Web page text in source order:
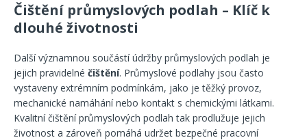
Čištění průmyslových podlah – Klíč k
dlouhé životnosti
Další významnou součástí údržby průmyslových podlah je
jejich pravidelné čištění. Průmyslové podlahy jsou často
vystaveny extrémním podmínkám, jako je těžký provoz,
mechanické namáhání nebo kontakt s chemickými látkami.
Kvalitní čištění průmyslových podlah tak prodlužuje jejich
životnost a zároveň pomáhá udržet bezpečné pracovní